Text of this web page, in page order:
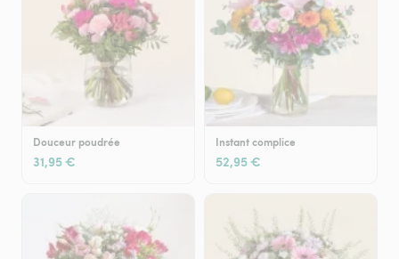
Douceur poudrée
31,95 €
Instant complice
52,95 €